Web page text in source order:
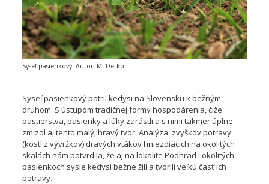
Syseľ pasienkový. Autor: M. Detko
Syseľ pasienkový patril kedysi na Slovensku k bežným
druhom. S ústupom tradičnej formy hospodárenia, čiže
pastierstva, pasienky a lúky zarástli a s nimi takmer úplne
zmizol aj tento malý, hravý tvor. Analýza zvyškov potravy
(kostí z vývržkov) dravých vtákov hniezdiacich na okolitých
skalách nám potvrdila, že aj na lokalite Podhrad i okolitých
pasienkoch sysle kedysi bežne žili a tvorili veľkú časť ich
potravy.